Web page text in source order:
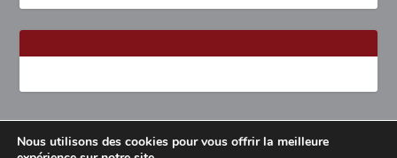
Conçu parElegant Themes | Propulsé parWordPress
Nous utilisons des cookies pour vous offrir la meilleure